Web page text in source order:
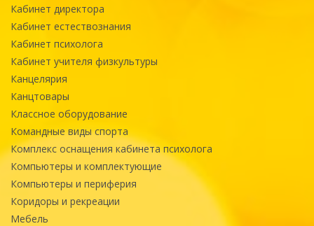
Кабинет директора
Кабинет естествознания
Кабинет психолога
Кабинет учителя физкультуры
Канцелярия
Канцтовары
Классное оборудование
Командные виды спорта
Комплекс оснащения кабинета психолога
Компьютеры и комплектующие
Компьютеры и периферия
Коридоры и рекреации
Мебель